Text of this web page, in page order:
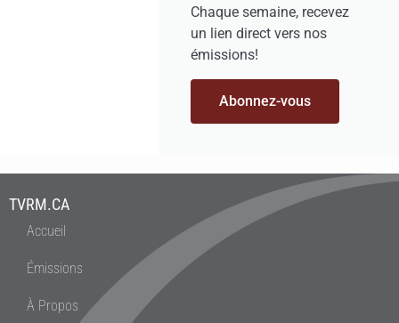
Chaque semaine, recevez
un lien direct vers nos
émissions!
Abonnez-vous
TVRM.CA
Accueil
Émissions
À Propos